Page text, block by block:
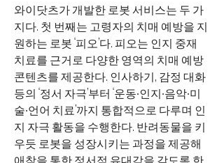
와이닷츠가 개발한 로봇 서비스는 두 가
지다. 첫 번째는 고령자의 치매 예방을 지
원하는 로봇 ‘피오’다. 피오는 인지 중재
치료를 근거로 다양한 영역의 치매 예방
콘텐츠를 제공한다. 인사하기, 감정 대화
등의 ‘정서 자극’부터 ‘운동∙인지∙음악∙미
술∙언어 치료’까지 통합적으로 다루며 인
지 자극 활동을 수행한다. 반려동물을 키
우듯 로봇을 성장시키는 과정을 제공해
애착을 통한 정서적 유대감을 갖도록 한